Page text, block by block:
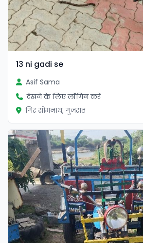
13 ni gadi se
Asif Sama
देखने के लिए लॉगिन करें
गिर सोमनाथ, गुजरात